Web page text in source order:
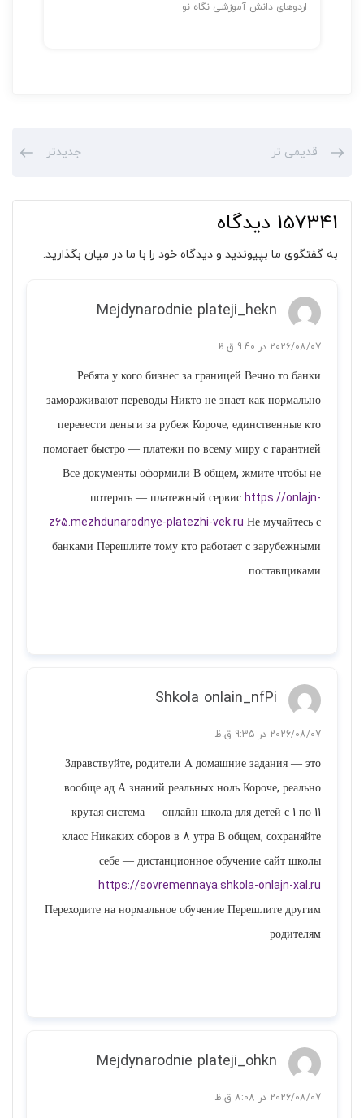
اردوهای دانش آموزشی نگاه نو
قدیمی تر جدیدتر
157341 دیدگاه
به گفتگوی ما بپیوندید و دیدگاه خود را با ما در میان بگذارید.
Mejdynarodnie plateji_hekn
2026/08/07 در 9:40 ق.ظ
Ребята у кого бизнес за границей Вечно то банки
замораживают переводы Никто не знает как нормально
перевести деньги за рубеж Короче, единственные кто
помогает быстро — платежи по всему миру с гарантией
Все документы оформили В общем, жмите чтобы не
потерять — платежный сервис https://onlajn-
z65.mezhdunarodnye-platezhi-vek.ru Не мучайтесь с
банками Перешлите тому кто работает с зарубежными
поставщиками
Shkola onlain_nfPi
2026/08/07 در 9:35 ق.ظ
Здравствуйте, родители А домашние задания — это
вообще ад А знаний реальных ноль Короче, реально
крутая система — онлайн школа для детей с 1 по 11
класс Никаких сборов в 8 утра В общем, сохраняйте
себе — дистанционное обучение сайт школы
https://sovremennaya.shkola-onlajn-xal.ru
Переходите на нормальное обучение Перешлите другим
родителям
Mejdynarodnie plateji_ohkn
2026/08/07 در 8:08 ق.ظ